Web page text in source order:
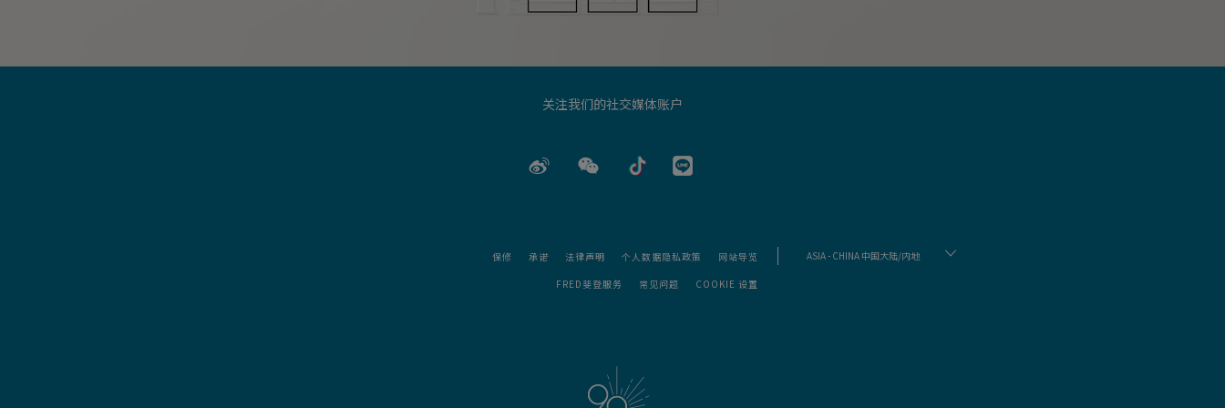
关注我们的社交媒体账户
保修 承诺 法律声明 个人数据隐私政策
网站导览
FRED斐登服务
常见问题 COOKIE 设置
ASIA - CHINA 中国大陆/内地